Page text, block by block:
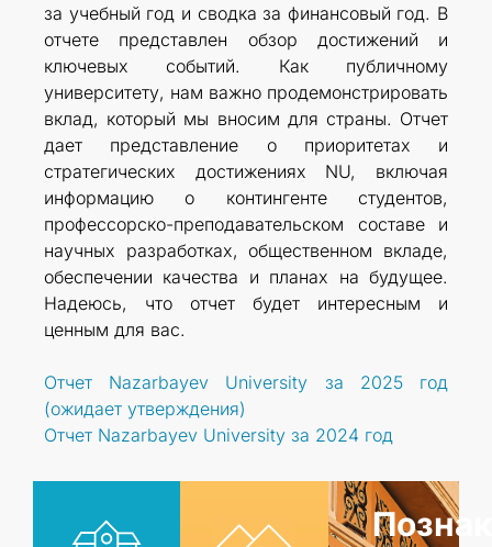
за учебный год и сводка за финансовый год. В
отчете представлен обзор достижений и
ключевых событий. Как публичному
университету, нам важно продемонстрировать
вклад, который мы вносим для страны. Отчет
дает представление о приоритетах и
стратегических достижениях NU, включая
информацию о контингенте студентов,
профессорско-преподавательском составе и
научных разработках, общественном вкладе,
обеспечении качества и планах на будущее.
Надеюсь, что отчет будет интересным и
ценным для вас.
Отчет Nazarbayev University за 2025 год
(ожидает утверждения)
Отчет Nazarbayev University за 2024 год